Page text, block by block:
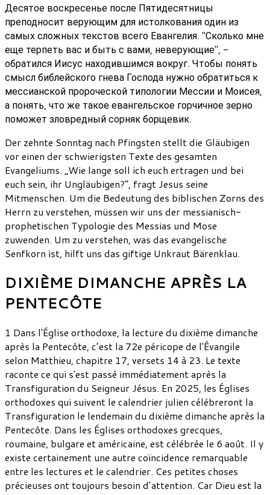
Десятое воскресенье после Пятидесятницы
преподносит верующим для истолкования один из
самых сложных текстов всего Евангелия. "Сколько мне
еще терпеть вас и быть с вами, неверующие", -
обратился Иисус находившимся вокруг. Чтобы понять
смысл библейского гнева Господа нужно обратиться к
мессианской пророческой типологии Мессии и Моисея,
а понять, что же такое евангельское горчичное зерно
поможет зловредный сорняк борщевик.
Der zehnte Sonntag nach Pfingsten stellt die Gläubigen
vor einen der schwierigsten Texte des gesamten
Evangeliums. „Wie lange soll ich euch ertragen und bei
euch sein, ihr Ungläubigen?“, fragt Jesus seine
Mitmenschen. Um die Bedeutung des biblischen Zorns des
Herrn zu verstehen, müssen wir uns der messianisch-
prophetischen Typologie des Messias und Mose
zuwenden. Um zu verstehen, was das evangelische
Senfkorn ist, hilft uns das giftige Unkraut Bärenklau.
DIXIÈME DIMANCHE APRÈS LA
PENTECÔTE
1 Dans l'Église orthodoxe, la lecture du dixième dimanche
après la Pentecôte, c’est la 72e péricope de l'Évangile
selon Matthieu, chapitre 17, versets 14 à 23. Le texte
raconte ce qui s'est passé immédiatement après la
Transfiguration du Seigneur Jésus. En 2025, les Églises
orthodoxes qui suivent le calendrier julien célébreront la
Transfiguration le lendemain du dixième dimanche après la
Pentecôte. Dans les Églises orthodoxes grecques,
roumaine, bulgare et américaine, est célébrée le 6 août. Il y
existe certainement une autre coïncidence remarquable
entre les lectures et le calendrier. Ces petites choses
précieuses ont toujours besoin d’attention. Car Dieu est la